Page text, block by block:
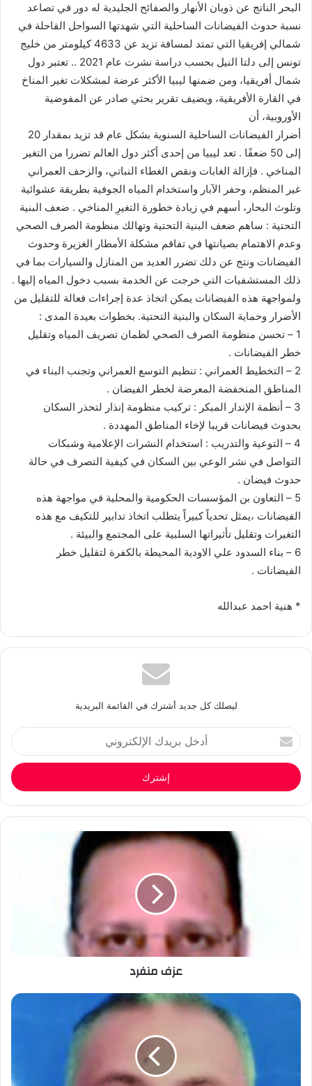
البحر الناتج عن ذوبان الأنهار والصفائح الجليدية له دور في تصاعد
نسبة حدوث الفيضانات الساحلية التي شهدتها السواحل القاحلة في
شمالي إفريقيا التي تمتد لمسافة تزيد عن 4633 كيلومتر من خليج
تونس إلى دلتا النيل بحسب دراسة نشرت عام 2021 .. تعتبر دول
شمال أفريقيا، ومن ضمنها ليبيا الأكثر عرضة لمشكلات تغير المناخ
في القارة الأفريقية، ويضيف تقرير بحثي صادر عن المفوضية
الأوروبية، أن
أضرار الفيضانات الساحلية السنوية بشكل عام قد تزيد بمقدار 20
إلى 50 ضعفًا . تعد ليبيا من إحدى أكثر دول العالم تضررا من التغير
المناخي . فإزالة الغابات ونقص الغطاء النباتي، والزحف العمراني
غير المنظم، وحفر الآبار واستخدام المياه الجوفية بطريقة عشوائية
وتلوث البحار، أسهم في زيادة خطورة التغيرِ المناخي . ضعف البنية
التحتية : ساهم ضعف البنية التحتية وتهالك منظومة الصرف الصحي
وعدم الاهتمام بصيانتها في تفاقم مشكلة الأمطار الغزيرة وحدوث
الفيضانات ونتج عن دلك تضرر العديد من المنازل والسيارات بما في
ذلك المستشفيات التي خرجت عن الخدمة بسبب دخول المياه إليها .
ولمواجهة هذه الفيضانات يمكن اتخاذ عدة إجراءات فعالة للتقليل من
الأضرار وحماية السكان والبنية التحتية. بخطوات بعيدة المدى :
1 – تحسن منظومة الصرف الصحي لظمان تصريف المياه وتقليل
خطر الفيضانات .
2 – التخطيط العمراني : تنظيم التوسع العمراني وتجنب البناء في
المناطق المنخفضة المعرضة لخطر الفيضان .
3 – أنظمة الإندار المبكر : تركيب منظومة إنذار لتحذر السكان
بحدوث فيضانات قريبا لإخاء المناطق المهددة .
4 – التوعية والتدريب : استخدام النشرات الإعلامية وشبكات
التواصل في نشر الوعي بين السكان في كيفية التصرف في حالة
حدوث فيضان .
5 – التعاون بن المؤسسات الحكومية والمحلية في مواجهة هذه
الفيضانات ،يمثل تحدياً كبيراً يتطلب اتخاذ تدابير للتكيف مع هذه
التغيرات وتقليل تأثيراتها السلبية على المجتمع والبيئة .
6 – بناء السدود علي الاودية المحيطة بالكفرة لتقليل خطر
الفيضانات .
* هنية احمد عبدالله
ليصلك كل جديد أشترك في القائمة البريدية
أدخل
بريدك
الإلكتروني
عزف منفرد